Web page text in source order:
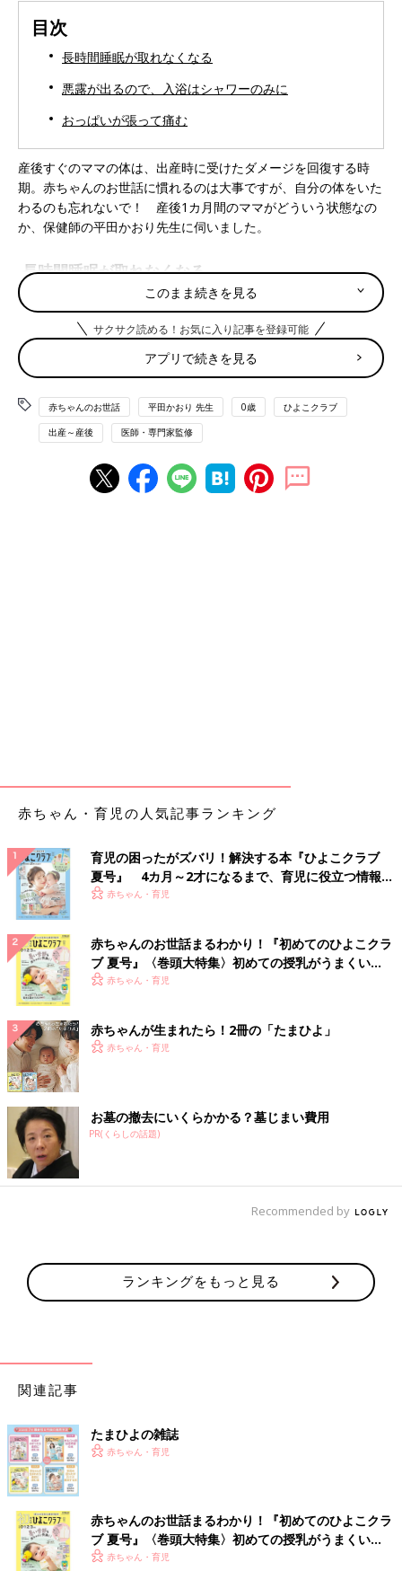
目次
長時間睡眠が取れなくなる
悪露が出るので、入浴はシャワーのみに
おっぱいが張って痛む
産後すぐのママの体は、出産時に受けたダメージを回復する時
期。赤ちゃんのお世話に慣れるのは大事ですが、自分の体をいた
わるのも忘れないで！ 産後1カ月間のママがどういう状態なの
か、保健師の平田かおり先生に伺いました。
長時間睡眠が取れなくなる
「妊娠前とガラリと変わるのが、生活リズム。赤ちゃんは2～3時
間おきにおなかがすき、しょっちゅうおしっこやうんちをしま
す。それは昼夜を問わず…。約3時間おきの
と頻回のおむつ
替えで、ママ自身の長時間睡眠が難しくなります。こまめな睡眠
が必要になり、1カ月近くは寝たり起きたりの繰り返しで1日が終
わることも多いです」（平田先生・以下同）
悪露が出るので、入浴はシャワーのみに
う。
「おっぱいが出るようになると、乳腺が発達し、張って痛む人も
とも。また、ホルモンのバランスの変化や、睡眠不足などによる
生活リズムの乱れ、慣れない赤ちゃんのお世話の負担などが原因
で、マタニティブルーズになることもあります」
【子育てなめてました日記#２】
ずっと、痛いのは出産だけかと思っていまし
た。しかし産後も様々な痛みに悩まされること
「なんだか産後のママってすっごく大変そう…」と憂鬱になって
しまいますが、「ネガティブに感じないで！」と平田先生。
「赤ちゃんは2週間くらいすると表情が出てくるようになり、癒
やされることも多いはず。つらいことばかりではありません
よ」。
（取材・文／ひよこクラブ編集部）
育児中におススメのアプリ
このまま続きを見る
サクサク読める！お気に入り記事を登録可能
アプリで続きを見る
赤ちゃんのお世話 平田かおり 先生 0歳 ひよこクラブ
出産～産後 医師・専門家監修
赤ちゃん・育児の人気記事ランキング
育児の困ったがズバリ！解決する本『ひよこクラブ
夏号』 4カ月～2才になるまで、育児に役立つ情報が
いっぱい！
赤ちゃん・育児
赤ちゃんのお世話まるわかり！『初めてのひよこクラ
ブ 夏号』〈巻頭大特集〉初めての授乳がうまくい
く！ おっぱい・ミルクの基本と夏のトラブル 解決テ
赤ちゃん・育児
赤ちゃんが生まれたら！2冊の「たまひよ」
赤ちゃん・育児
お墓の撤去にいくらかかる？墓じまい費用
PR(くらしの話題)
Recommended by
ランキングをもっと見る
関連記事
たまひよの雑誌
赤ちゃん・育児
赤ちゃんのお世話まるわかり！『初めてのひよこクラ
ブ 夏号』〈巻頭大特集〉初めての授乳がうまくい
く！ おっぱい・ミルクの基本と夏のトラブル 解決テ
赤ちゃん・育児